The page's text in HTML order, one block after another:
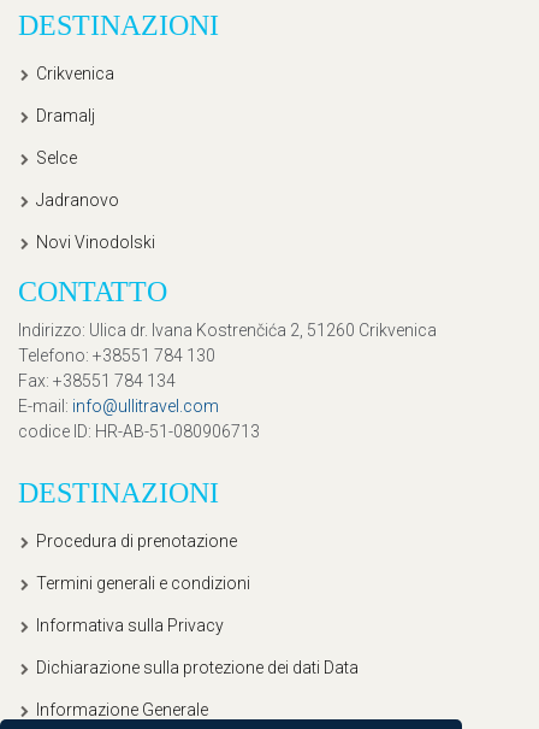
DESTINAZIONI
Crikvenica
Dramalj
Selce
Jadranovo
Novi Vinodolski
CONTATTO
Indirizzo: Ulica dr. Ivana Kostrenčića 2, 51260 Crikvenica
Telefono: +38551 784 130
Fax: +38551 784 134
E-mail: info@ullitravel.com
codice ID: HR-AB-51-080906713
DESTINAZIONI
Procedura di prenotazione
Termini generali e condizioni
Informativa sulla Privacy
Dichiarazione sulla protezione dei dati Data
Informazione Generale